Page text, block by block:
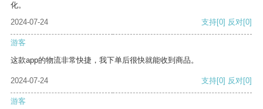
化。
2024-07-24
支持[0] 反对[0]
游客
这款app的物流非常快捷，我下单后很快就能收到商品。
2024-07-24 支持[0] 反对[0]
游客